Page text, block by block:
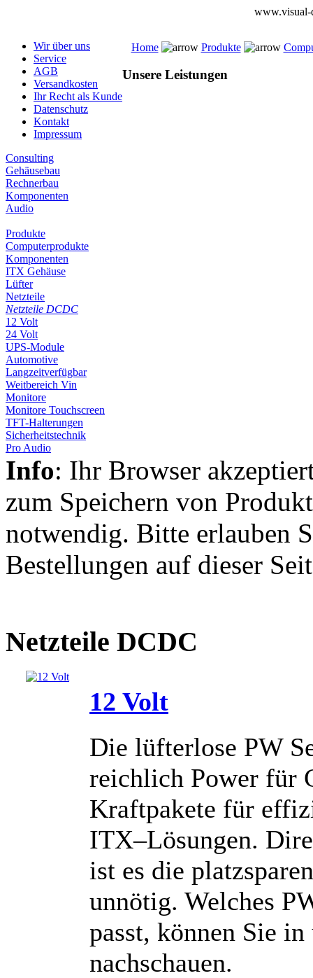
www.visual-
Wir über uns
Service
AGB
Versandkosten
Ihr Recht als Kunde
Datenschutz
Kontakt
Impressum
Home Produkte
Unsere Leistungen
Consulting
Gehäusebau
Rechnerbau
Komponenten
Audio
Produkte
Computerprodukte
Komponenten
ITX Gehäuse
Lüfter
Netzteile
Netzteile DCDC
12 Volt
24 Volt
UPS-Module
Automotive
Langzeitverfügbar
Weitbereich Vin
Monitore
Monitore Touchscreen
TFT-Halterungen
Sicherheitstechnik
Pro Audio
Info: Ihr Browser
zum Speichern von
notwendig. Bitte erlauben
Bestellungen auf dieser
Netzteile DCDC
12 Volt
Die lüfterlose PW
reichlich Power für
Kraftpakete für
ITX–Lösungen.
ist es die
unnötig. Welches
passt, können Sie
nachschauen.